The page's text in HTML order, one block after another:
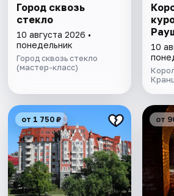
Город сквозь
стекло
10 августа 2026 •
понедельник
Город сквозь стекло
(мастер-класс)
10
от 1 750 ₽ от